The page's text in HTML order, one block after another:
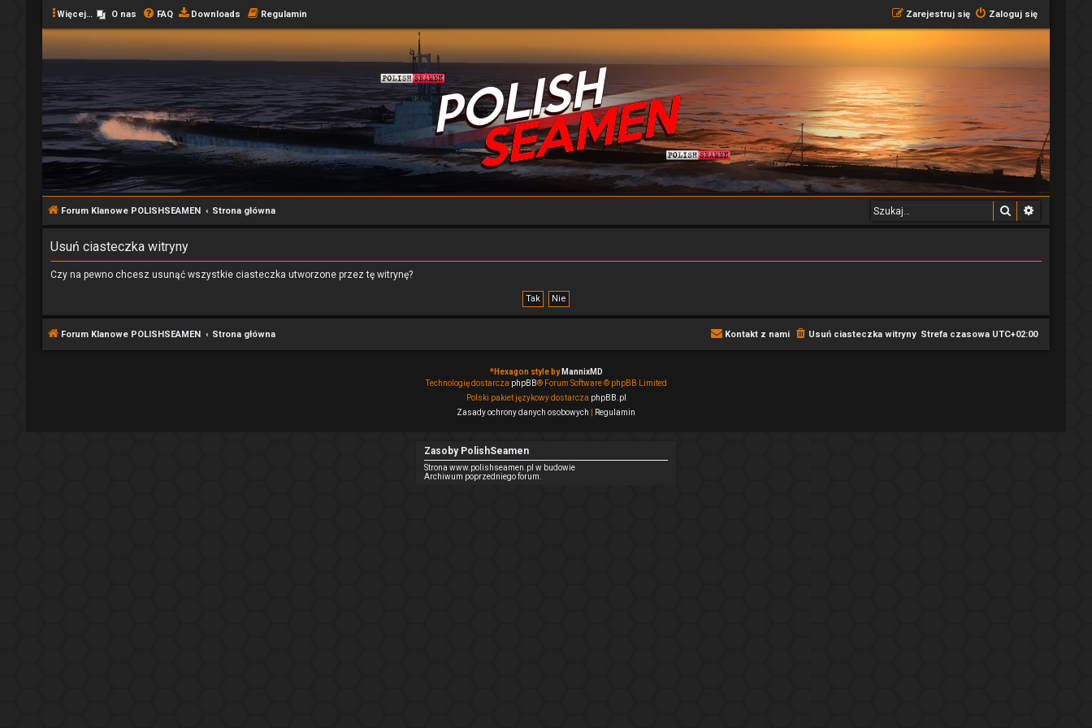
Więcej… O nas FAQ Downloads Regulamin Zaloguj się
Zarejestruj się
Forum Klanowe POLISHSEAMEN Strona główna Szukaj
Usuń ciasteczka witryny
Czy na pewno chcesz usunąć wszystkie ciasteczka utworzone przez tę witrynę?
Forum Klanowe POLISHSEAMEN Strona główna Strefa czasowa UTC+02:00
Usuń ciasteczka witryny
Kontakt z nami
*Hexagon style by MannixMD
Technologię dostarcza phpBB® Forum Software © phpBB Limited
Polski pakiet językowy dostarcza phpBB.pl
Zasady ochrony danych osobowych
Regulamin
Zasoby PolishSeamen
Strona www.polishseamen.pl w budowie
Archiwum poprzedniego forum.